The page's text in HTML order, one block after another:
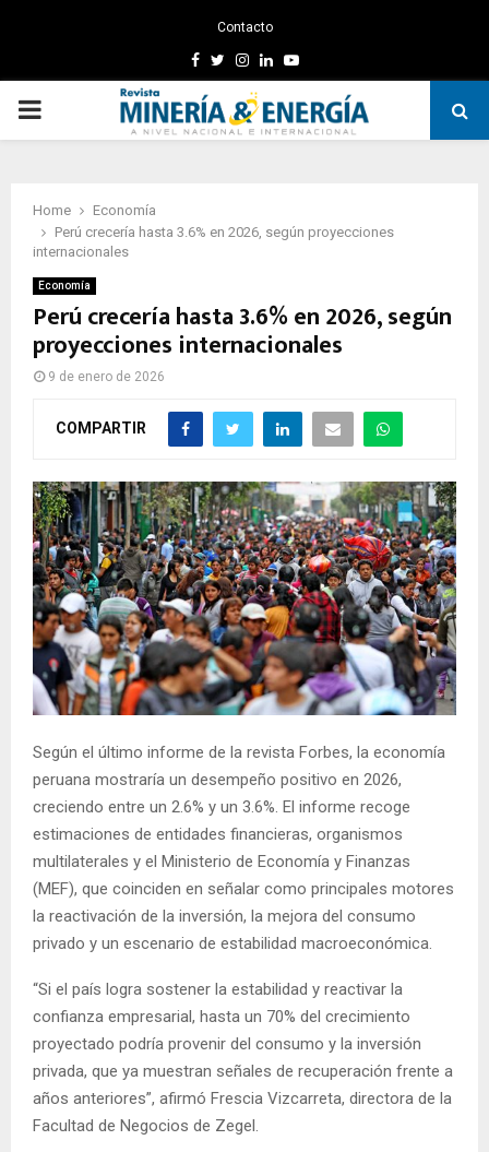
Contacto
Facebook
TwitterInstagram
LinkedinYoutube
PRIMARY
Home
Economía
Perú crecería hasta 3.6% en 2026, según proyecciones
internacionales
Economía
Perú crecería hasta 3.6% en 2026, según
proyecciones internacionales
9 de enero de 2026
COMPARTIR
Según el último informe de la revista Forbes, la economía
peruana mostraría un desempeño positivo en 2026,
creciendo entre un 2.6% y un 3.6%. El informe recoge
estimaciones de entidades financieras, organismos
multilaterales y el Ministerio de Economía y Finanzas
(MEF), que coinciden en señalar como principales motores
la reactivación de la inversión, la mejora del consumo
privado y un escenario de estabilidad macroeconómica.
“Si el país logra sostener la estabilidad y reactivar la
confianza empresarial, hasta un 70% del crecimiento
proyectado podría provenir del consumo y la inversión
privada, que ya muestran señales de recuperación frente a
años anteriores”, afirmó Frescia Vizcarreta, directora de la
Facultad de Negocios de Zegel.